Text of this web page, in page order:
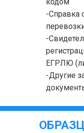
кодом
-Справка
-
ЕГРЛЮ
-Другие